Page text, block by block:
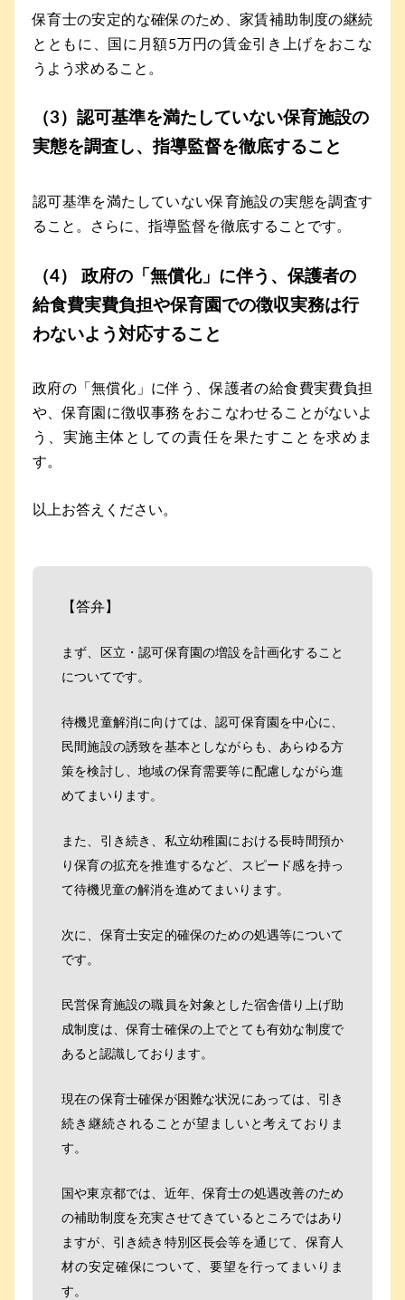
保育士の安定的な確保のため、家賃補助制度の継続
とともに、国に月額5万円の賃金引き上げをおこな
うよう求めること。
（3）認可基準を満たしていない保育施設の
実態を調査し、指導監督を徹底すること
認可基準を満たしていない保育施設の実態を調査す
ること。さらに、指導監督を徹底することです。
（4） 政府の「無償化」に伴う、保護者の
給食費実費負担や保育園での徴収実務は行
わないよう対応すること
政府の「無償化」に伴う、保護者の給食費実費負担
や、保育園に徴収事務をおこなわせることがないよ
う、実施主体としての責任を果たすことを求めま
す。
以上お答えください。
【答弁】
まず、区立・認可保育園の増設を計画化すること
についてです。
待機児童解消に向けては、認可保育園を中心に、
民間施設の誘致を基本としながらも、あらゆる方
策を検討し、地域の保育需要等に配慮しながら進
めてまいります。
また、引き続き、私立幼稚園における長時間預か
り保育の拡充を推進するなど、スピード感を持っ
て待機児童の解消を進めてまいります。
次に、保育士安定的確保のための処遇等について
です。
民営保育施設の職員を対象とした宿舎借り上げ助
成制度は、保育士確保の上でとても有効な制度で
あると認識しております。
現在の保育士確保が困難な状況にあっては、引き
続き継続されることが望ましいと考えておりま
す。
国や東京都では、近年、保育士の処遇改善のため
の補助制度を充実させてきているところではあり
ますが、引き続き特別区長会等を通じて、保育人
材の安定確保について、要望を行ってまいりま
す。